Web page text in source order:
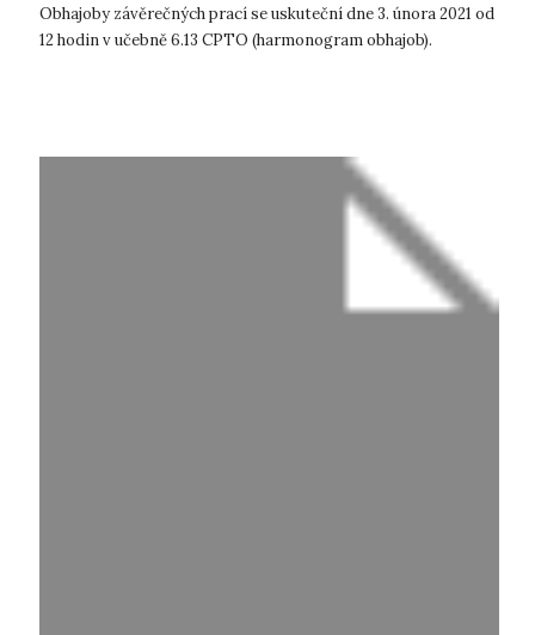
Obhajoby závěrečných prací se uskuteční dne 3. února 2021 od
12 hodin v učebně 6.13 CPTO (harmonogram obhajob).